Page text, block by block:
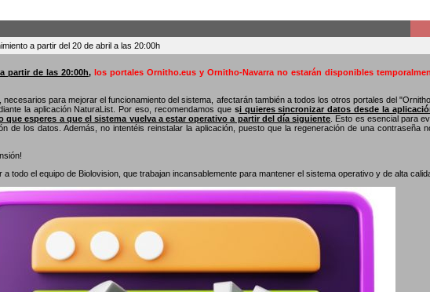
a partir del 20 de abril a las 20:00h
partir de las 20:00h,los portales Ornitho.eus y Ornitho-Navarra no estarán disponibles
necesarios para mejorar el funcionamiento del sistema, afectarán también a todos los otros portales del
la aplicación NaturaList. Por eso, recomendamos que si quieres sincronizar datos desde la
que esperes a que el sistema vuelva a estar operativo a partir del día siguiente . Esto es esencial para
de los datos. Además, no intentéis reinstalar la aplicación, puesto que la regeneración de una contraseña
todo el equipo de Biolovision, que trabajan incansablemente para mantener el sistema operativo y de alta